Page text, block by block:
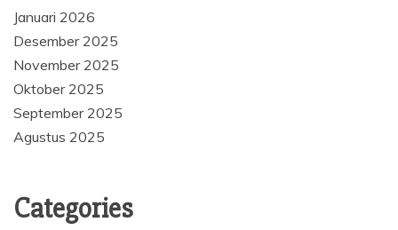
Januari 2026
Desember 2025
November 2025
Oktober 2025
September 2025
Agustus 2025
Categories